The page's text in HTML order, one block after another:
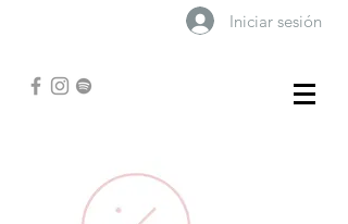
Iniciar sesión